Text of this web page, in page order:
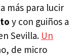
más para lucir
y con guiños a
Sevilla. Un
de micro